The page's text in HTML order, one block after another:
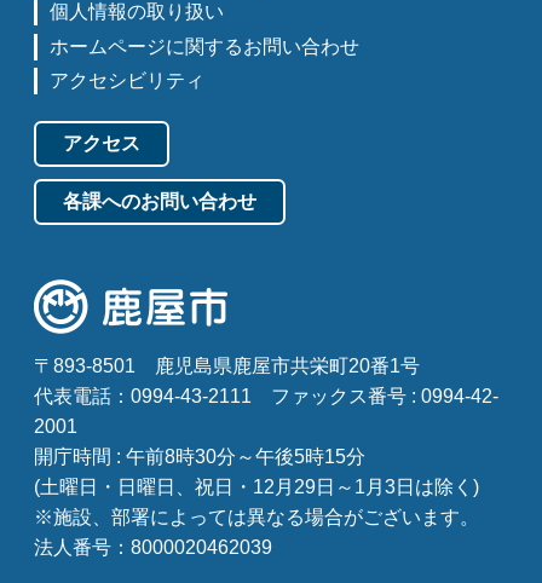
個人情報の取り扱い
ホームページに関するお問い合わせ
アクセシビリティ
アクセス
各課へのお問い合わせ
〒893-8501
鹿児島県鹿屋市共栄町20番1号
代表電話：0994-43-2111
ファックス番号 : 0994-42-
2001
開庁時間 : 午前8時30分～午後5時15分
(土曜日・日曜日、祝日・12月29日～1月3日は除く)
※施設、部署によっては異なる場合がございます。
法人番号：8000020462039